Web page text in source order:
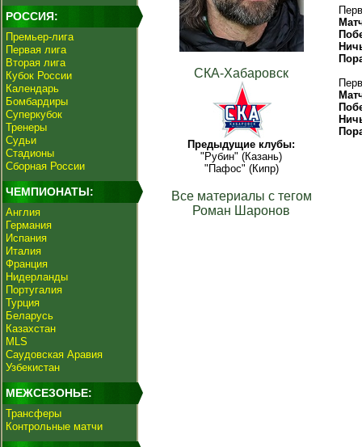
РОССИЯ:
Премьер-лига
Первая лига
Вторая лига
Кубок России
Календарь
Бомбардиры
Суперкубок
Тренеры
Судьи
Стадионы
Сборная России
ЧЕМПИОНАТЫ:
Англия
Германия
Испания
Италия
Франция
Нидерланды
Португалия
Турция
Беларусь
Казахстан
MLS
Саудовская Аравия
Узбекистан
МЕЖСЕЗОНЬЕ:
Трансферы
Контрольные матчи
СКА-Хабаровск
Предыдущие клубы:
"Рубин" (Казань)
"Пафос" (Кипр)
Все материалы с тегом
Роман Шаронов